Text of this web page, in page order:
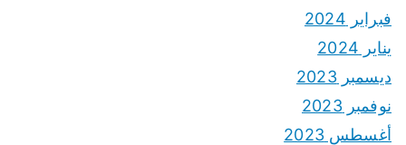
فبراير 2024
يناير 2024
ديسمبر 2023
نوفمبر 2023
أغسطس 2023